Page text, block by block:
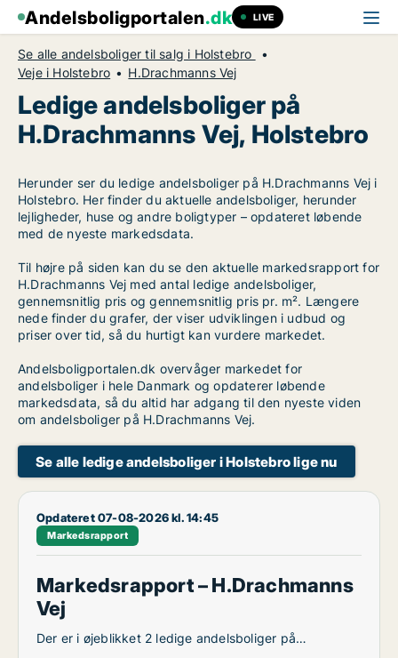
Andelsboligportalen.dk LIVE
Se alle andelsboliger til salg i Holstebro
Veje i Holstebro
H.Drachmanns Vej
Ledige andelsboliger på
H.Drachmanns Vej, Holstebro
Herunder ser du ledige andelsboliger på H.Drachmanns Vej i
Holstebro. Her finder du aktuelle andelsboliger, herunder
lejligheder, huse og andre boligtyper – opdateret løbende
med de nyeste markedsdata.
Til højre på siden kan du se den aktuelle markedsrapport for
H.Drachmanns Vej med antal ledige andelsboliger,
gennemsnitlig pris og gennemsnitlig pris pr. m². Længere
nede finder du grafer, der viser udviklingen i udbud og
priser over tid, så du hurtigt kan vurdere markedet.
Andelsboligportalen.dk overvåger markedet for
andelsboliger i hele Danmark og opdaterer løbende
markedsdata, så du altid har adgang til den nyeste viden
om andelsboliger på H.Drachmanns Vej.
Se alle ledige andelsboliger i Holstebro lige nu
Opdateret 07-08-2026 kl. 14:45
Markedsrapport
Markedsrapport – H.Drachmanns
Vej
Der er i øjeblikket 2 ledige andelsboliger på